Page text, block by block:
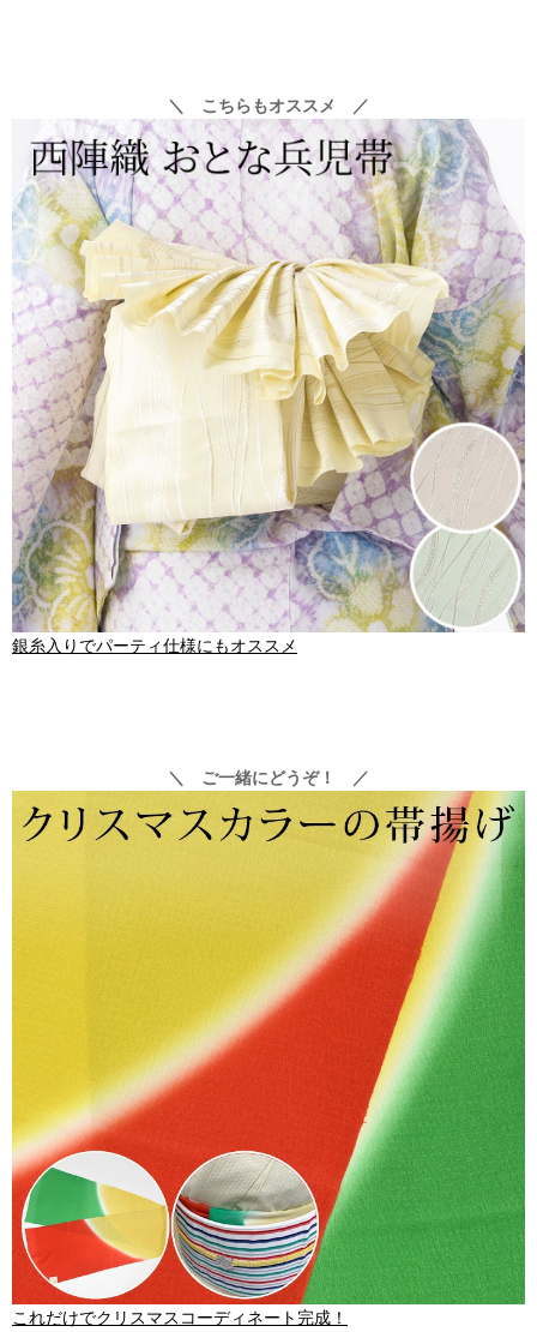
＼ こちらもオススメ ／
銀糸入りでパーティ仕様にもオススメ
＼ ご一緒にどうぞ！ ／
これだけでクリスマスコーディネート完成！